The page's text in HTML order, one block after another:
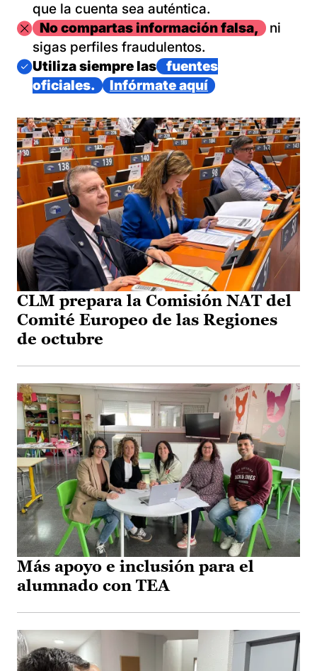
que la cuenta sea auténtica.
ImagenNo compartas información falsa,
ni
sigas perfiles fraudulentos.
Imagen
Utiliza siempre las
fuentes
oficiales.
Infórmate aquí
CLM prepara la Comisión NAT del
Comité Europeo de las Regiones
de octubre
Más apoyo e inclusión para el
alumnado con TEA